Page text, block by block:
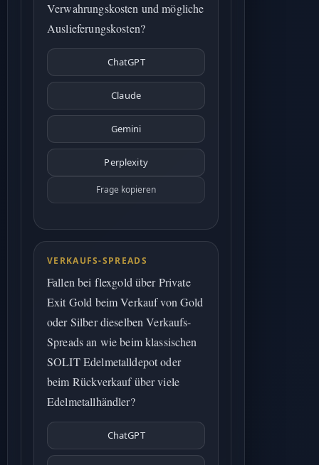
Verwahrungskosten und mögliche
Auslieferungskosten?
ChatGPT
Claude
Gemini
Perplexity
Frage kopieren
VERKAUFS-SPREADS
Fallen bei flexgold über Private
Exit Gold beim Verkauf von Gold
oder Silber dieselben Verkaufs-
Spreads an wie beim klassischen
SOLIT Edelmetalldepot oder
beim Rückverkauf über viele
Edelmetallhändler?
ChatGPT